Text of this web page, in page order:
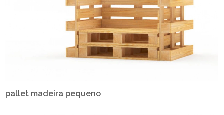
pallet madeira pequeno